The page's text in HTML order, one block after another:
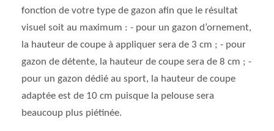
fonction de votre type de gazon afin que le résultat
visuel soit au maximum : - pour un gazon d’ornement,
la hauteur de coupe à appliquer sera de 3 cm ; - pour
gazon de détente, la hauteur de coupe sera de 8 cm ; -
pour un gazon dédié au sport, la hauteur de coupe
adaptée est de 10 cm puisque la pelouse sera
beaucoup plus piétinée.